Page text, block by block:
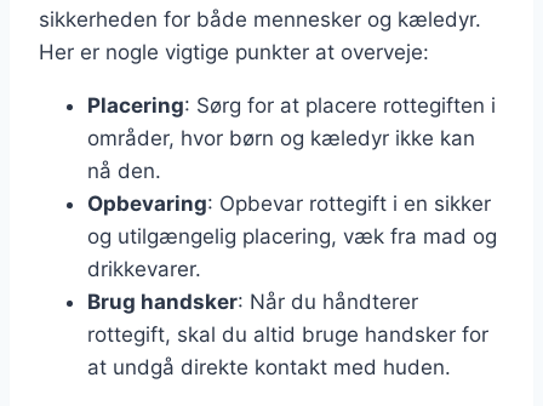
sikkerheden for både mennesker og kæledyr.
Her er nogle vigtige punkter at overveje:
Placering: Sørg for at placere rottegiften i
områder, hvor børn og kæledyr ikke kan
nå den.
Opbevaring: Opbevar rottegift i en sikker
og utilgængelig placering, væk fra mad og
drikkevarer.
Brug handsker: Når du håndterer
rottegift, skal du altid bruge handsker for
at undgå direkte kontakt med huden.